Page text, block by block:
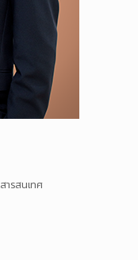
ารสนเทศ